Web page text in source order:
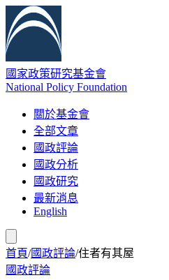
國家政策研究基金會
National Policy Foundation
關於基金會
全部文章
國政評論
國政分析
國政研究
最新消息
English
首頁/國政評論/住者有其屋
國政評論